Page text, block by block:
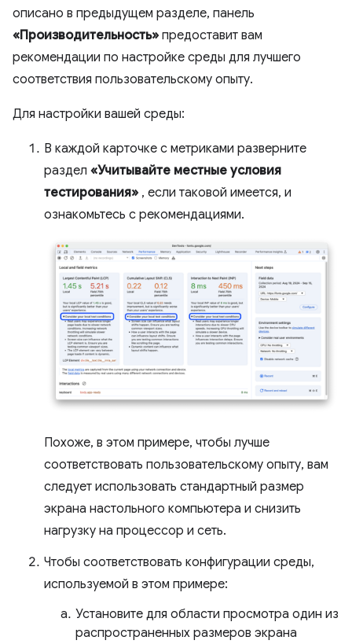
описано в предыдущем разделе, панель
«Производительность» предоставит вам
рекомендации по настройке среды для лучшего
соответствия пользовательскому опыту.
Для настройки вашей среды:
В каждой карточке с метриками разверните
раздел «Учитывайте местные условия
тестирования» , если таковой имеется, и
ознакомьтесь с рекомендациями.
Похоже, в этом примере, чтобы лучше
соответствовать пользовательскому опыту, вам
следует использовать стандартный размер
экрана настольного компьютера и снизить
нагрузку на процессор и сеть.
Чтобы соответствовать конфигурации среды,
используемой в этом примере:
Установите для области просмотра один из
распространенных размеров экрана